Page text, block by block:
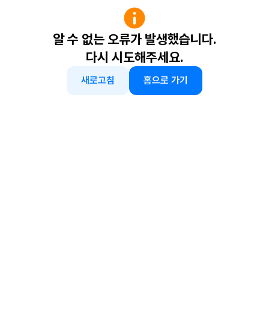
알 수 없는 오류가 발생했습니다.
다시 시도해주세요.
새로고침 홈으로 가기